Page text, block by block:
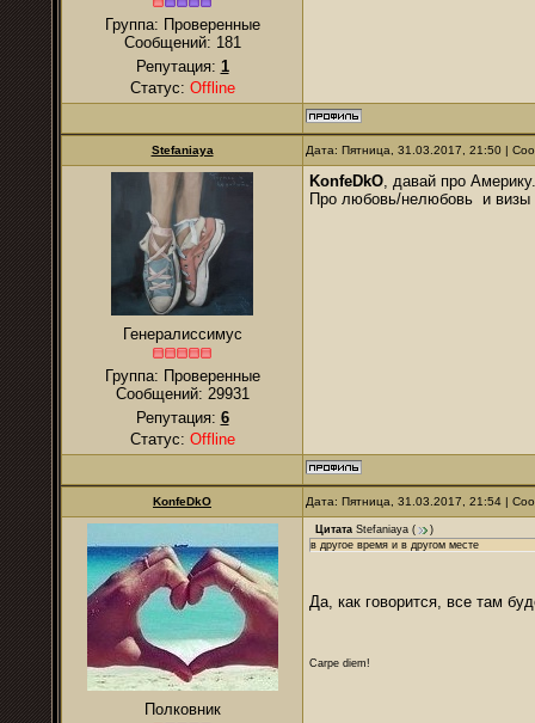
Группа: Проверенные
Сообщений: 181
Репутация: 1
Статус: Offline
Stefaniaya Дата: Пятница, 31.03.2017, 21:50 |
Генералиссимус
Группа: Проверенные
Сообщений: 29931
Репутация: 6
Статус: Offline
KonfeDkO, давай про
Про любовь/нелюбовь и визы
KonfeDkO Дата: Пятница, 31.03.2017, 21:54 |
Полковник
Цитата Stefaniaya (
)
в другое время и в другом месте
Да, как говорится, все там
Carpe diem!